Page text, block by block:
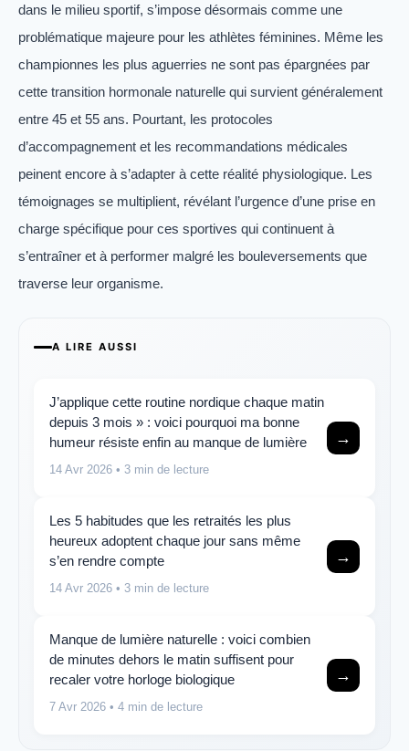
dans le milieu sportif, s’impose désormais comme une
problématique majeure pour les athlètes féminines. Même les
championnes les plus aguerries ne sont pas épargnées par
cette transition hormonale naturelle qui survient généralement
entre 45 et 55 ans. Pourtant, les protocoles
d’accompagnement et les recommandations médicales
peinent encore à s’adapter à cette réalité physiologique. Les
témoignages se multiplient, révélant l’urgence d’une prise en
charge spécifique pour ces sportives qui continuent à
s’entraîner et à performer malgré les bouleversements que
traverse leur organisme.
A LIRE AUSSI
J’applique cette routine nordique chaque matin
depuis 3 mois » : voici pourquoi ma bonne
humeur résiste enfin au manque de lumière
14 Avr 2026 • 3 min de lecture
→
Les 5 habitudes que les retraités les plus
heureux adoptent chaque jour sans même
s’en rendre compte
14 Avr 2026 • 3 min de lecture
→
Manque de lumière naturelle : voici combien
de minutes dehors le matin suffisent pour
recaler votre horloge biologique
7 Avr 2026 • 4 min de lecture
→